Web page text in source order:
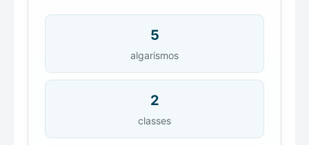
5
algarismos
2
classes